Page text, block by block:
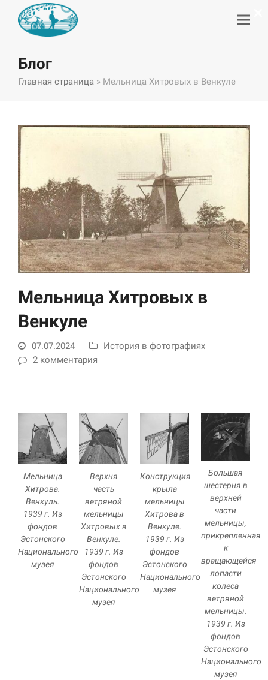
Блог
Главная страница » Мельница Хитровых в Венкуле
Мельница Хитровых в
Венкуле
07.07.2024
История в фотографиях
2 комментария
Мельница
Хитрова.
Венкуль.
1939 г. Из
фондов
Эстонского
Национального
музея
Верхня
часть
ветряной
мельницы
Хитровых в
Венкуле.
1939 г. Из
фондов
Эстонского
Национального
музея
Конструкция
крыла
мельницы
Хитрова в
Венкуле.
1939 г. Из
фондов
Эстонского
Национального
музея
Большая
шестерня в
верхней
части
мельницы,
прикрепленная
к
вращающейся
лопасти
колеса
ветряной
мельницы.
1939 г. Из
фондов
Эстонского
Национального
музея
Использование
этих файлов cookie
обязательно. Они
необходимы для
функционирования
Статистика и
аналитика
Для того чтобы
улучшить
функциональность
и структуру веб-
сайта, исходя из
того, как он
используется.
Пользовательский
Для обеспечения